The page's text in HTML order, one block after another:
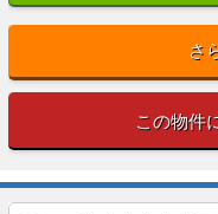
さ
この物件